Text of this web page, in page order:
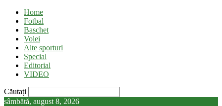
Home
Fotbal
Baschet
Volei
Alte sporturi
Special
Editorial
VIDEO
Căutați
sâmbătă, august 8, 2026